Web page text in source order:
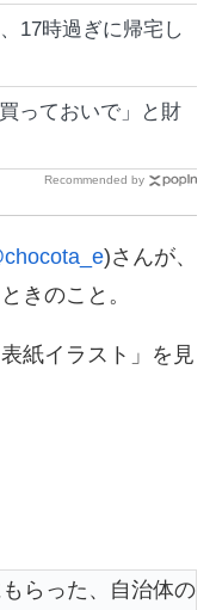
17時過ぎに帰宅し
っておいで」と財
Recommended by
)さんが、
きのこと。
紙イラスト」を見
らった、自治体の